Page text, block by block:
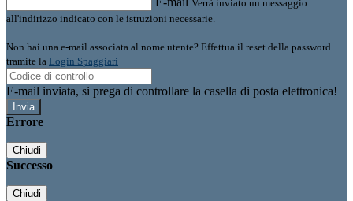
Verrà inviato un messaggio
all'indirizzo indicato con le istruzioni necessarie.
Non hai una e-mail associata al nome utente? Effettua il reset della password
tramite la Login Spaggiari
E-mail inviata, si prega di controllare la casella di posta elettronica!
Errore
Chiudi
Successo
Chiudi